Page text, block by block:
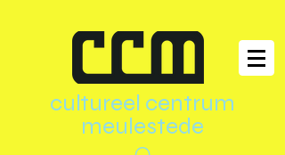
cultureel centrum
meulestede